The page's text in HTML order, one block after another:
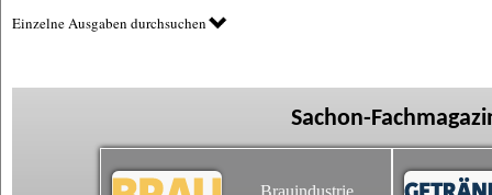
Einzelne Ausgaben durchsuchen
Sachon-
Brauindustrie